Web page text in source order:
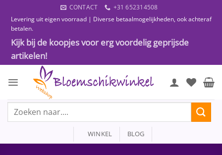
naar
inhoud
CONTACT
+31 652314508
Levering uit eigen voorraad | Diverse betaalmogelijkheden, ook achteraf
betalen.
Kijk bij de koopjes voor erg voordelig geprijsde
artikelen!
Zoeken
WINKEL BLOG